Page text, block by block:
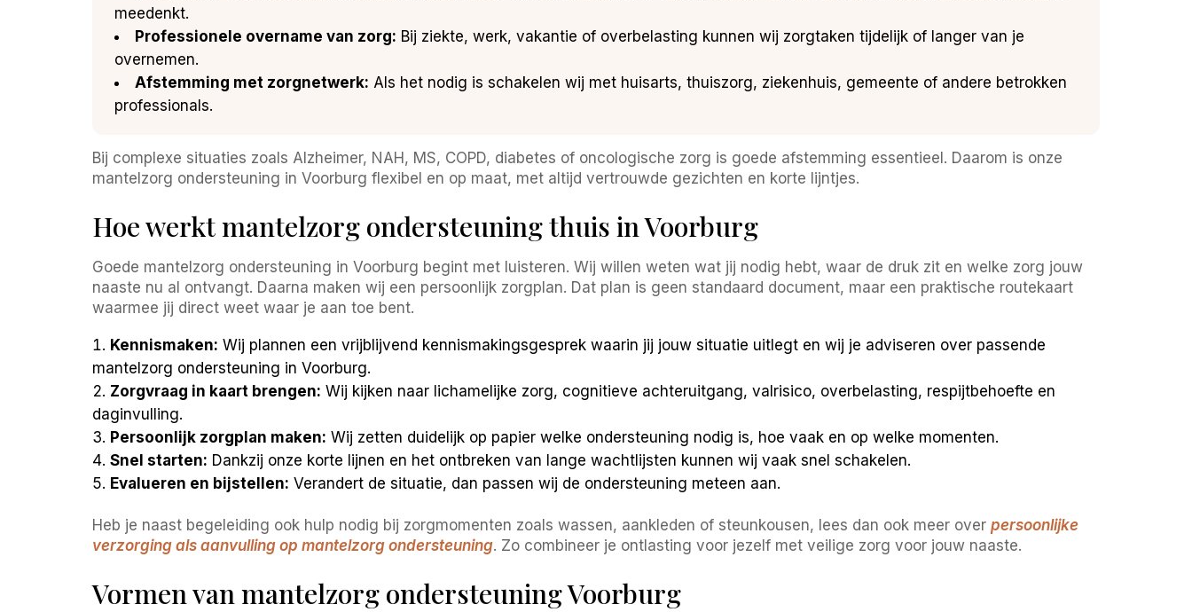
meedenkt.
Professionele overname van zorg: Bij ziekte, werk, vakantie of overbelasting kunnen wij zorgtaken tijdelijk of langer van je
overnemen.
Afstemming met zorgnetwerk: Als het nodig is schakelen wij met huisarts, thuiszorg, ziekenhuis, gemeente of andere betrokken
professionals.
Bij complexe situaties zoals Alzheimer, NAH, MS, COPD, diabetes of oncologische zorg is goede afstemming essentieel. Daarom is onze
mantelzorg ondersteuning in Voorburg flexibel en op maat, met altijd vertrouwde gezichten en korte lijntjes.
Hoe werkt mantelzorg ondersteuning thuis in Voorburg
Goede mantelzorg ondersteuning in Voorburg begint met luisteren. Wij willen weten wat jij nodig hebt, waar de druk zit en welke zorg jouw
naaste nu al ontvangt. Daarna maken wij een persoonlijk zorgplan. Dat plan is geen standaard document, maar een praktische routekaart
waarmee jij direct weet waar je aan toe bent.
Kennismaken: Wij plannen een vrijblijvend kennismakingsgesprek waarin jij jouw situatie uitlegt en wij je adviseren over passende
mantelzorg ondersteuning in Voorburg.
Zorgvraag in kaart brengen: Wij kijken naar lichamelijke zorg, cognitieve achteruitgang, valrisico, overbelasting, respijtbehoefte en
daginvulling.
Persoonlijk zorgplan maken: Wij zetten duidelijk op papier welke ondersteuning nodig is, hoe vaak en op welke momenten.
Snel starten: Dankzij onze korte lijnen en het ontbreken van lange wachtlijsten kunnen wij vaak snel schakelen.
Evalueren en bijstellen: Verandert de situatie, dan passen wij de ondersteuning meteen aan.
Heb je naast begeleiding ook hulp nodig bij zorgmomenten zoals wassen, aankleden of steunkousen, lees dan ook meer over persoonlijke
verzorging als aanvulling op mantelzorg ondersteuning. Zo combineer je ontlasting voor jezelf met veilige zorg voor jouw naaste.
Vormen van mantelzorg ondersteuning Voorburg